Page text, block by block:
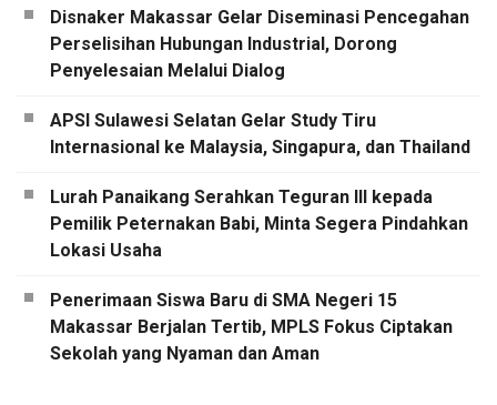
Disnaker Makassar Gelar Diseminasi Pencegahan
Perselisihan Hubungan Industrial, Dorong
Penyelesaian Melalui Dialog
APSI Sulawesi Selatan Gelar Study Tiru
Internasional ke Malaysia, Singapura, dan Thailand
Lurah Panaikang Serahkan Teguran III kepada
Pemilik Peternakan Babi, Minta Segera Pindahkan
Lokasi Usaha
Penerimaan Siswa Baru di SMA Negeri 15
Makassar Berjalan Tertib, MPLS Fokus Ciptakan
Sekolah yang Nyaman dan Aman